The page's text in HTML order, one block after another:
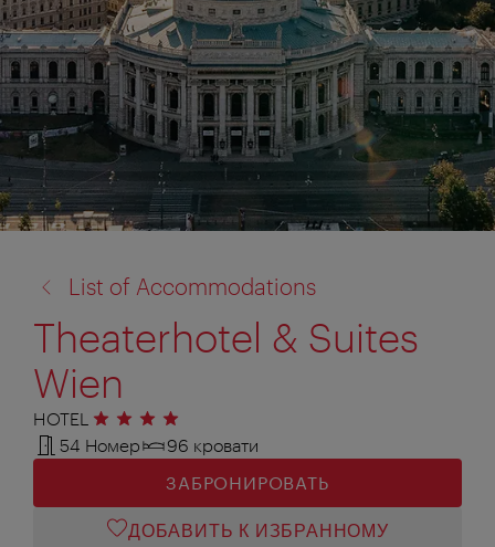
к:
List of Accommodations
Theaterhotel & Suites
Wien
HOTEL 4 звезды
54 Номер
96 кровати
ЗАБРОНИРОВАТЬ
ДОБАВИТЬ К ИЗБРАННОМУ